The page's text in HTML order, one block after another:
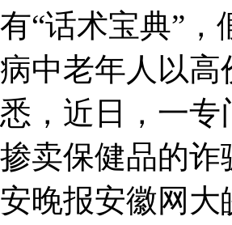
有“话术宝典”
病中老年人以
悉，近日，一
掺卖保健品的
安晚报安徽网